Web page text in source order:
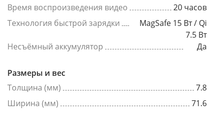
Время воспроизведения видео
20 часов
Технология быстрой зарядки
MagSafe 15 Вт / Qi
7.5 Вт
Несъёмный аккумулятор
Да
Размеры и вес
Толщина (мм)
7.8
Ширина (мм)
71.6